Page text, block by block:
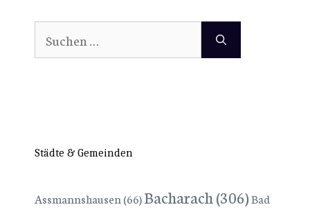
Suchen
nach:
Städte & Gemeinden
Assmannshausen (66)Bacharach(306)Bad